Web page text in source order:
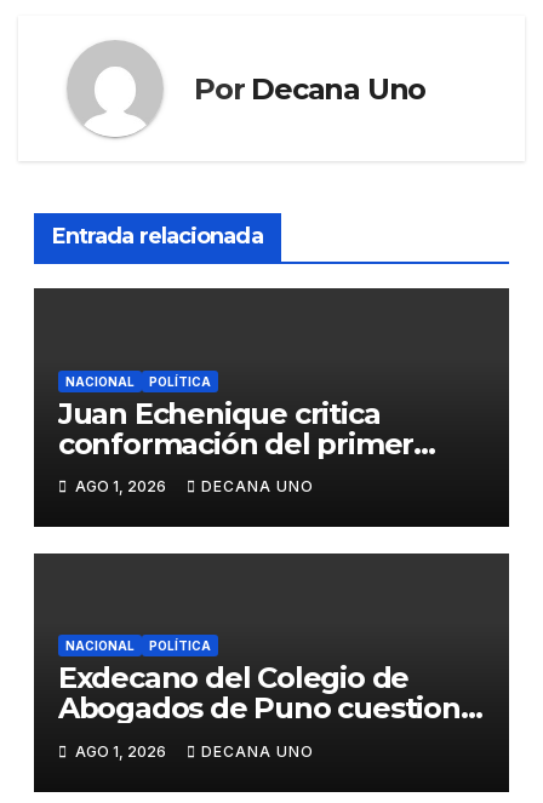
Por Decana Uno
Entrada relacionada
NACIONAL POLÍTICA
Juan Echenique critica
conformación del primer
gabinete ministerial de Keiko
Fujimori
AGO 1, 2026 DECANA UNO
NACIONAL POLÍTICA
Exdecano del Colegio de
Abogados de Puno cuestiona
propuestas sobre seguridad
ciudadana
AGO 1, 2026 DECANA UNO